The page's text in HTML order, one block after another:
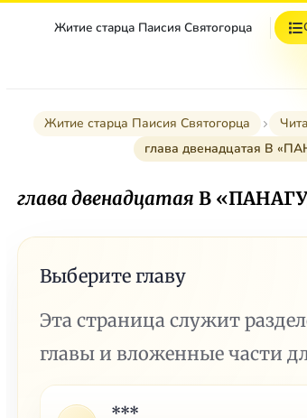
Житие старца Паисия Святогорца
Житие старца Паисия Святогорца
глава двенадцатая В
глава двенадцатая В
Выберите главу
Эта страница служит
главы и вложенные части
***